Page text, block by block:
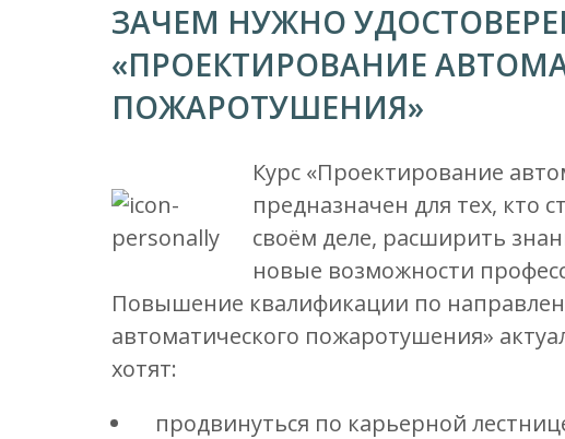
ЗАЧЕМ НУЖНО
«ПРОЕКТИРОВАНИЕ
ПОЖАРОТУШЕНИЯ»
Курс «Проектирование
предназначен для тех, кто
своём деле, расширить
новые возможности
Повышение квалификации по
автоматического пожаротушения»
хотят:
продвинуться по карьерной